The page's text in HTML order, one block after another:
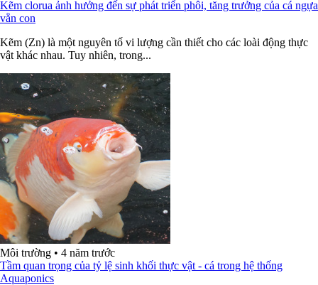
Kẽm clorua ảnh hưởng đến sự phát triển phôi, tăng trưởng của cá ngựa
vằn con
Kẽm (Zn) là một nguyên tố vi lượng cần thiết cho các loài động thực
vật khác nhau. Tuy nhiên, trong...
Môi trường • 4 năm trước
Tầm quan trọng của tỷ lệ sinh khối thực vật - cá trong hệ thống
Aquaponics